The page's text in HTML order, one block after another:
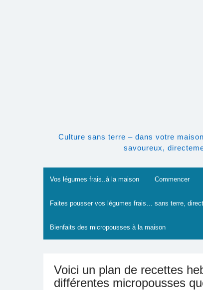
Culture sans terre – dans votre
savoureux,
Vos légumes frais..à la maison Commencer
Faites pousser vos légumes frais… sans terre,
Bienfaits des micropousses à la maison
Voici un plan de recettes
différentes micropousses